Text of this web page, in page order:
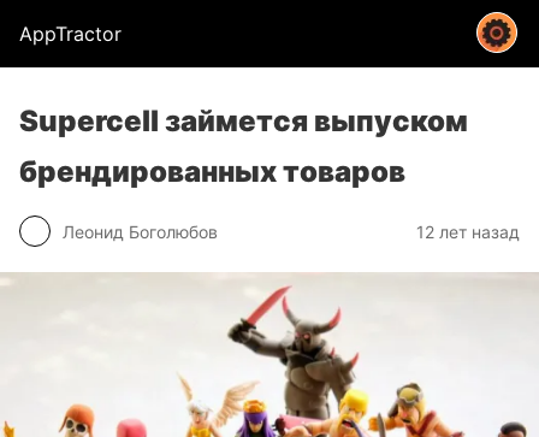
AppTractor
Supercell займется выпуском
брендированных товаров
Леонид Боголюбов 12 лет назад